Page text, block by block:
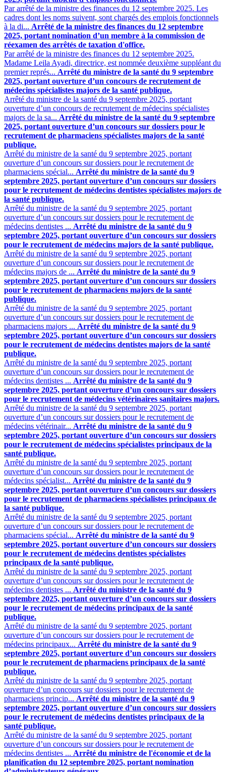
Par arrêté de la ministre des finances du 12 septembre 2025. Les
cadres dont les noms suivent, sont chargés des emplois fonctionnels
à la di... Arrêté de la ministre des finances du 12 septembre
2025, portant nomination d’un membre à la commission de
réexamen des arrêtés de taxation d'office.
Par arrêté de la ministre des finances du 12 septembre 2025.
Madame Leila Ayadi, directrice, est nommée deuxième suppléant du
premier représ... Arrêté du ministre de la santé du 9 septembre
2025, portant ouverture d’un concours de recrutement de
médecins spécialistes majors de la santé publique.
Arrêté du ministre de la santé du 9 septembre 2025, portant
ouverture d’un concours de recrutement de médecins spécialistes
majors de la sa... Arrêté du ministre de la santé du 9 septembre
2025, portant ouverture d’un concours sur dossiers pour le
recrutement de pharmaciens spécialistes majors de la santé
publique.
Arrêté du ministre de la santé du 9 septembre 2025, portant
ouverture d’un concours sur dossiers pour le recrutement de
pharmaciens spécial... Arrêté du ministre de la santé du 9
septembre 2025, portant ouverture d’un concours sur dossiers
pour le recrutement de médecins dentistes spécialistes majors de
la santé publique.
Arrêté du ministre de la santé du 9 septembre 2025, portant
ouverture d’un concours sur dossiers pour le recrutement de
médecins dentistes ... Arrêté du ministre de la santé du 9
septembre 2025, portant ouverture d’un concours sur dossiers
pour le recrutement de médecins majors de la santé publique.
Arrêté du ministre de la santé du 9 septembre 2025, portant
ouverture d’un concours sur dossiers pour le recrutement de
médecins majors de ... Arrêté du ministre de la santé du 9
septembre 2025, portant ouverture d’un concours sur dossiers
pour le recrutement de pharmaciens majors de la santé
publique.
Arrêté du ministre de la santé du 9 septembre 2025, portant
ouverture d’un concours sur dossiers pour le recrutement de
pharmaciens majors ... Arrêté du ministre de la santé du 9
septembre 2025, portant ouverture d’un concours sur dossiers
pour le recrutement de médecins dentistes majors de la santé
publique.
Arrêté du ministre de la santé du 9 septembre 2025, portant
ouverture d’un concours sur dossiers pour le recrutement de
médecins dentistes ... Arrêté du ministre de la santé du 9
septembre 2025, portant ouverture d’un concours sur dossiers
pour le recrutement de médecins vétérinaires sanitaires majors.
Arrêté du ministre de la santé du 9 septembre 2025, portant
ouverture d’un concours sur dossiers pour le recrutement de
médecins vétérinair... Arrêté du ministre de la santé du 9
septembre 2025, portant ouverture d’un concours sur dossiers
pour le recrutement de médecins spécialistes principaux de la
santé publique.
Arrêté du ministre de la santé du 9 septembre 2025, portant
ouverture d’un concours sur dossiers pour le recrutement de
médecins spécialist... Arrêté du ministre de la santé du 9
septembre 2025, portant ouverture d’un concours sur dossiers
pour le recrutement de pharmaciens spécialistes principaux de
la santé publique.
Arrêté du ministre de la santé du 9 septembre 2025, portant
ouverture d’un concours sur dossiers pour le recrutement de
pharmaciens spécial... Arrêté du ministre de la santé du 9
septembre 2025, portant ouverture d’un concours sur dossiers
pour le recrutement de médecins dentistes spécialistes
principaux de la santé publique.
Arrêté du ministre de la santé du 9 septembre 2025, portant
ouverture d’un concours sur dossiers pour le recrutement de
médecins dentistes ... Arrêté du ministre de la santé du 9
septembre 2025, portant ouverture d’un concours sur dossiers
pour le recrutement de médecins principaux de la santé
publique.
Arrêté du ministre de la santé du 9 septembre 2025, portant
ouverture d’un concours sur dossiers pour le recrutement de
médecins principaux... Arrêté du ministre de la santé du 9
septembre 2025, portant ouverture d’un concours sur dossiers
pour le recrutement de pharmaciens principaux de la santé
publique.
Arrêté du ministre de la santé du 9 septembre 2025, portant
ouverture d’un concours sur dossiers pour le recrutement de
pharmaciens princip... Arrêté du ministre de la santé du 9
septembre 2025, portant ouverture d’un concours sur dossiers
pour le recrutement de médecins dentistes principaux de la
santé publique.
Arrêté du ministre de la santé du 9 septembre 2025, portant
ouverture d’un concours sur dossiers pour le recrutement de
médecins dentistes ... Arrêté du ministre de l'économie et de la
planification du 12 septembre 2025, portant nomination